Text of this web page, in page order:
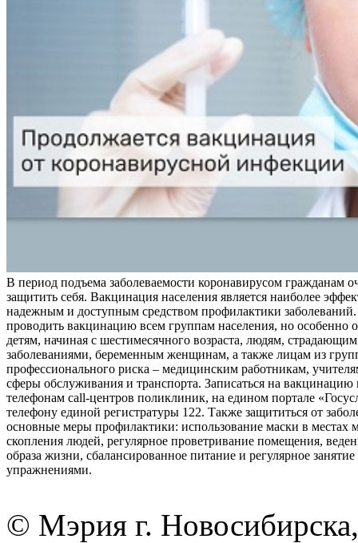
В период подъема заболеваемости коронавирусом гражданам
защитить себя. Вакцинация населения является наиболее
надежным и доступным средством профилактики заболеваний.
проводить вакцинацию всем группам населения, но особенно
детям, начиная с шестимесячного возраста, людям,
заболеваниями, беременным женщинам, а также лицам из
профессионального риска – медицинским работникам,
сферы обслуживания и транспорта. Записаться на
телефонам call-центров поликлиник, на едином портале
телефону единой регистратуры 122. Также защититься от
основные меры профилактики: использование маски в местах
скопления людей, регулярное проветривание помещения,
образа жизни, сбалансированное питание и регулярное
упражнениями.
© Мэрия г.